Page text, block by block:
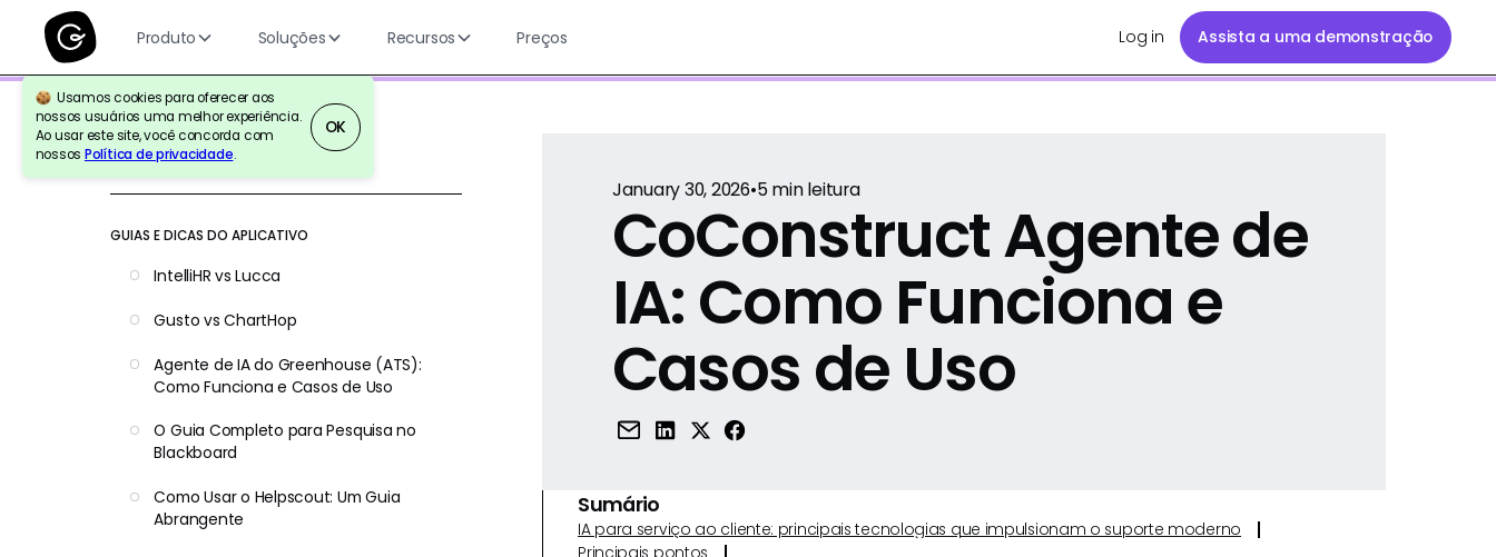
Produto Soluções Recursos Preços Log in Assista a uma demonstração
Usamos cookies para oferecer aos
nossos usuários uma melhor experiência.
Ao usar este site, você concorda com
nossos Política de privacidade.
OK
Voltar para a referência
GUIAS E DICAS DO APLICATIVO
IntelliHR vs Lucca
Gusto vs ChartHop
Agente de IA do Greenhouse (ATS):
Como Funciona e Casos de Uso
O Guia Completo para Pesquisa no
Blackboard
Como Usar o Helpscout: Um Guia
Abrangente
January 30, 2026•5min leitura
CoConstruct Agente de
IA: Como Funciona e
Casos de Uso
Sumário
IA para serviço ao cliente: principais tecnologias que impulsionam o suporte moderno